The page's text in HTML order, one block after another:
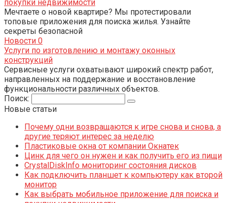
покупки недвижимости
Мечтаете о новой квартире? Мы протестировали
топовые приложения для поиска жилья. Узнайте
секреты безопасной
Новости 0
Услуги по изготовлению и монтажу оконных
конструкций
Сервисные услуги охватывают широкий спектр работ,
направленных на поддержание и восстановление
функциональности различных объектов.
Поиск:
Новые статьи
Почему одни возвращаются к игре снова и снова, а
другие теряют интерес за неделю
Пластиковые окна от компании Окнатек
Цинк для чего он нужен и как получить его из пищи
CrystalDiskInfo мониторинг состояния дисков
Как подключить планшет к компьютеру как второй
монитор
Как выбрать мобильное приложение для поиска и